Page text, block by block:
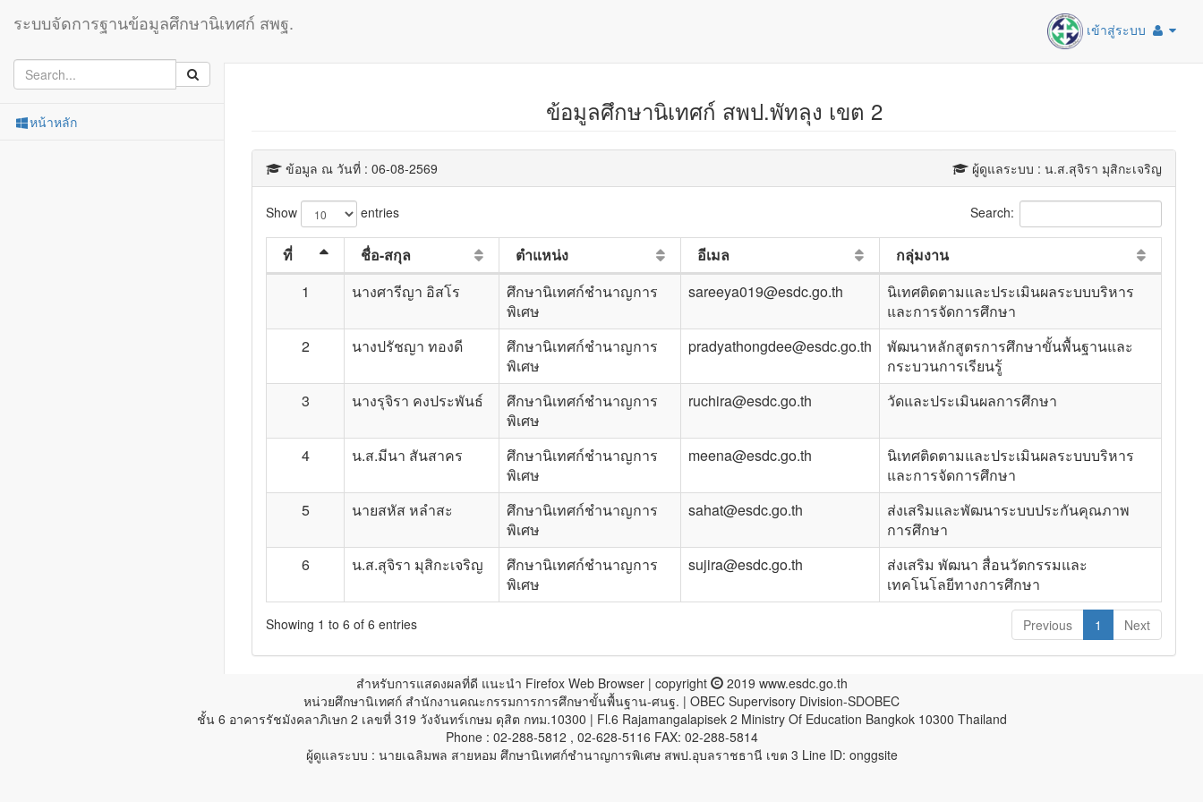
ระบบจัดการฐานข้อมูลศึกษานิเทศก์ สพฐ. เข้าสู่ระบบ
หน้าหลัก ข้อมูลศึกษานิเทศก์ สพป.พัทลุง เขต 2
ผู้ดูแลระบบ : น.ส.สุจิรา มุสิกะเจริญ
ข้อมูล ณ วันที่ : 06-08-2569
Show entries Search:
ที่ ชื่อ-สกุล ตำแหน่ง อีเมล
กลุ่มงาน
1
นางศารีญา อิสโร
ศึกษานิเทศก์ชำนาญการ
พิเศษ
sareeya019@esdc.go.th
นิเทศติดตามและประเมินผลระบบบริหาร
และการจัดการศึกษา
2
นางปรัชญา ทองดี
ศึกษานิเทศก์ชำนาญการ
พิเศษ
pradyathongdee@esdc.go.th
พัฒนาหลักสูตรการศึกษาขั้นพื้นฐานและ
กระบวนการเรียนรู้
3
นางรุจิรา คงประพันธ์
ศึกษานิเทศก์ชำนาญการ
พิเศษ
ruchira@esdc.go.th วัดและประเมินผลการศึกษา
4 น.ส.มีนา สันสาคร
ศึกษานิเทศก์ชำนาญการ
พิเศษ
meena@esdc.go.th
นิเทศติดตามและประเมินผลระบบบริหาร
และการจัดการศึกษา
5
นายสหัส หลำสะ
ศึกษานิเทศก์ชำนาญการ
พิเศษ
sahat@esdc.go.th
ส่งเสริมและพัฒนาระบบประกันคุณภาพ
การศึกษา
6
น.ส.สุจิรา มุสิกะเจริญ
ศึกษานิเทศก์ชำนาญการ
พิเศษ
sujira@esdc.go.th
ส่งเสริม พัฒนา สื่อนวัตกรรมและ
เทคโนโลยีทางการศึกษา
Showing 1 to 6 of 6 entries Previous 1 Next
สำหรับการแสดงผลที่ดี แนะนำ Firefox Web Browser | copyright
2019 www.esdc.go.th
หน่วยศึกษานิเทศก์ สำนักงานคณะกรรมการการศึกษาขั้นพื้นฐาน-ศนฐ. | OBEC Supervisory Division-SDOBEC
ชั้น 6 อาคารรัชมังคลาภิเษก 2 เลขที่ 319 วังจันทร์เกษม ดุสิต กทม.10300 | Fl.6 Rajamangalapisek 2 Ministry Of Education Bangkok 10300 Thailand
Phone : 02-288-5812 , 02-628-5116 FAX: 02-288-5814
ผู้ดูแลระบบ : นายเฉลิมพล สายหอม ศึกษานิเทศก์ชำนาญการพิเศษ สพป.อุบลราชธานี เขต 3 Line ID: onggsite